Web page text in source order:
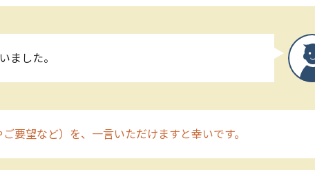
ました。
要望など）を、一言いただけますと幸いです。